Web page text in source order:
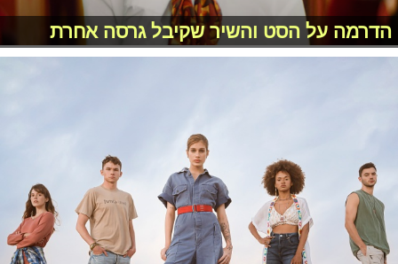
הדרמה על הסט והשיר שקיבל גרסה אחרת